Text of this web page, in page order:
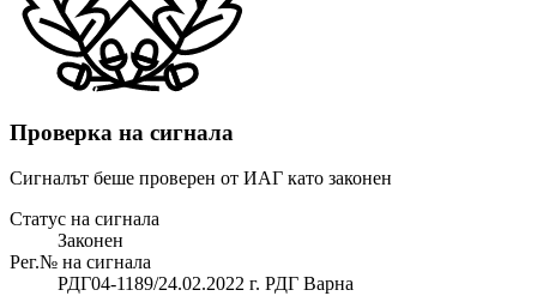
Проверка на сигнала
Сигналът беше проверен от ИАГ като законен
Статус на сигнала
Законен
Рег.№ на сигнала
РДГ04-1189/24.02.2022 г. РДГ Варна